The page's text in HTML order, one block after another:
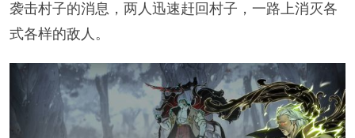
袭击村子的消息，两人迅速赶回村子，一路上消灭各
式各样的敌人。